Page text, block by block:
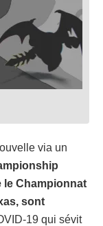
via un
le Championnat
sont
19 qui sévit